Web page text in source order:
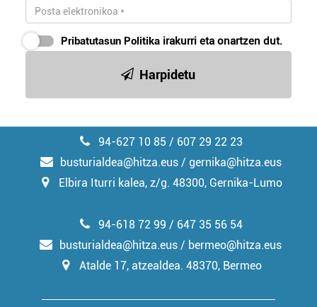
Pribatutasun Politika irakurri eta onartzen dut.
Harpidetu
94-627 10 85 / 607 29 22 23
busturialdea@hitza.eus / gernika@hitza.eus
Elbira Iturri kalea, z/g. 48300, Gernika-Lumo
94-618 72 99 / 647 35 56 54
busturialdea@hitza.eus / bermeo@hitza.eus
Atalde 17, atzealdea. 48370, Bermeo